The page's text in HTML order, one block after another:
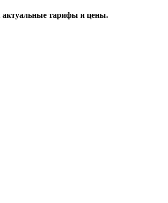
актуальные тарифы и цены.